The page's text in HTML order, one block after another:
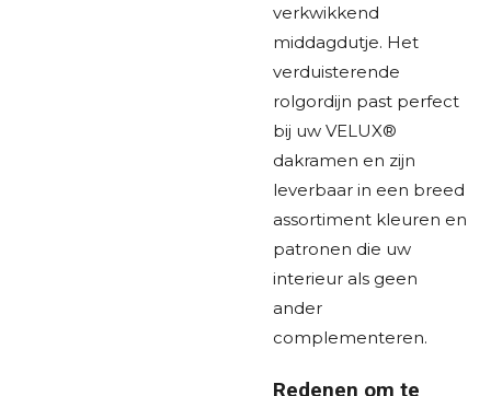
verkwikkend
middagdutje. Het
verduisterende
rolgordijn past perfect
bij uw VELUX®
dakramen en zijn
leverbaar in een breed
assortiment kleuren en
patronen die uw
interieur als geen
ander
complementeren.
Redenen om te